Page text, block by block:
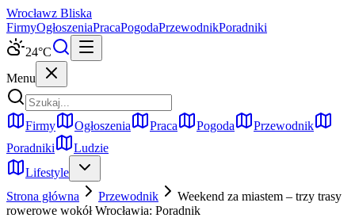
Wrocławz Bliska
FirmyOgłoszeniaPracaPogodaPrzewodnikPoradniki
24°C
Menu
Firmy Ogłoszenia Praca Pogoda
Przewodnik
Poradniki
Ludzie
Lifestyle
Strona główna
Przewodnik
Weekend za miastem – trzy trasy
rowerowe wokół Wrocławia: Poradnik